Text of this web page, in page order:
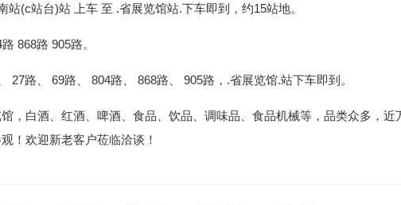
(c站台)站 上车 至 .省展览馆站.下车即到，约15站地。
868路 905路。
路、 69路、 804路、 868路、 905路，.省展览馆.站下车即到。
白酒、红酒、啤酒、食品、饮品、调味品、食品机械等，品类众多，近
！欢迎新老客户莅临洽谈！